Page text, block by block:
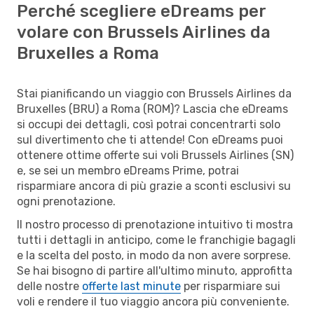
Perché scegliere eDreams per
volare con Brussels Airlines da
Bruxelles a Roma
Stai pianificando un viaggio con Brussels Airlines da
Bruxelles (BRU) a Roma (ROM)? Lascia che eDreams
si occupi dei dettagli, così potrai concentrarti solo
sul divertimento che ti attende! Con eDreams puoi
ottenere ottime offerte sui voli Brussels Airlines (SN)
e, se sei un membro eDreams Prime, potrai
risparmiare ancora di più grazie a sconti esclusivi su
ogni prenotazione.
Il nostro processo di prenotazione intuitivo ti mostra
tutti i dettagli in anticipo, come le franchigie bagagli
e la scelta del posto, in modo da non avere sorprese.
Se hai bisogno di partire all'ultimo minuto, approfitta
delle nostre offerte last minute per risparmiare sui
voli e rendere il tuo viaggio ancora più conveniente.